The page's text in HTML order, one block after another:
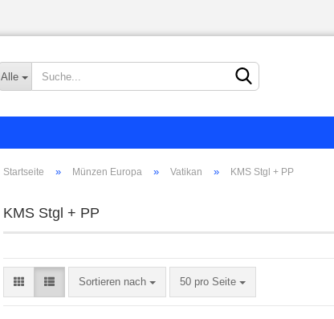
Sprache auswählen
Alle
Startseite » Münzen Europa » Vatikan » KMS Stgl + PP
KMS Stgl + PP
Sortieren nach 50 pro Seite